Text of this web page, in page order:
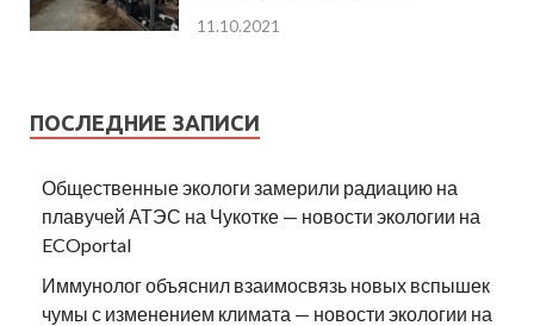
11.10.2021
ПОСЛЕДНИЕ ЗАПИСИ
Общественные экологи замерили радиацию на
плавучей АТЭС на Чукотке — новости экологии на
ECOportal
Иммунолог объяснил взаимосвязь новых вспышек
чумы с изменением климата — новости экологии на